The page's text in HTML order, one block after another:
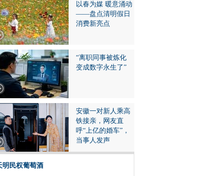
以春为媒 暖意涌动
——盘点清明假日
消费新亮点
“离职同事被炼化
变成数字永生了”
安徽一对新人乘高
铁接亲，网友直
呼“上亿的婚车”，
当事人发声
明民权葡萄酒